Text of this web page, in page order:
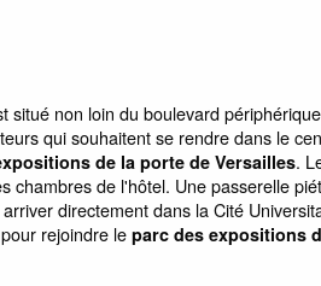
situé non loin du boulevard
qui souhaitent se rendre dans le
de la porte de Versailles.
chambres de l'hôtel. Une passerelle
directement dans la Cité
rejoindre le parc des expositions